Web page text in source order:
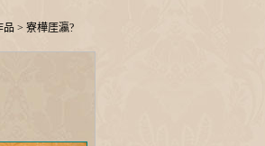
品 > 寮樺厓瀛?